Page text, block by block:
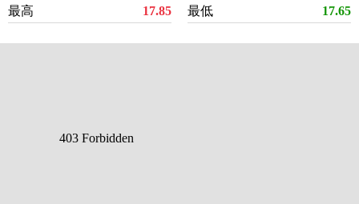
最高 17.85 最低 17.65